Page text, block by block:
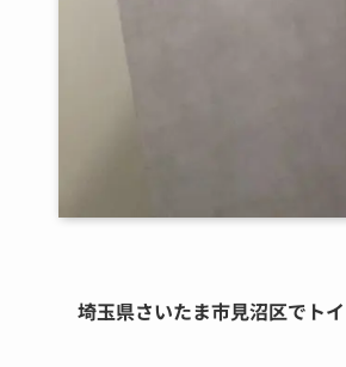
埼玉県さいたま市見沼区でト